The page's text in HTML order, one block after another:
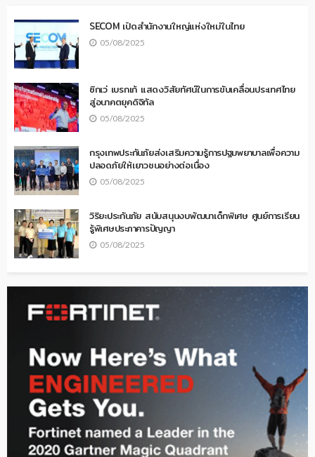
SECOM เปิดสำนักงานใหญ่แห่งใหม่ในไทย
05/08/2025
ซิกเว่ เบรกเก้ แสดงวิสัยทัศน์ในการขับเคลื่อนประเทศไทย
สู่อนาคตยุคดิจิทัล
05/08/2025
กรุงเทพประกันภัยส่งเสริมความรู้การปฐมพยาบาลเพื่อความ
ปลอดภัยให้เยาวชนอย่างต่อเนื่อง
05/08/2025
วิริยะประกันภัย สนับสนุนงบพัฒนาเด็กพิเศษ ศูนย์การเรียน
รู้พิเศษประภาคารปัญญา
05/08/2025